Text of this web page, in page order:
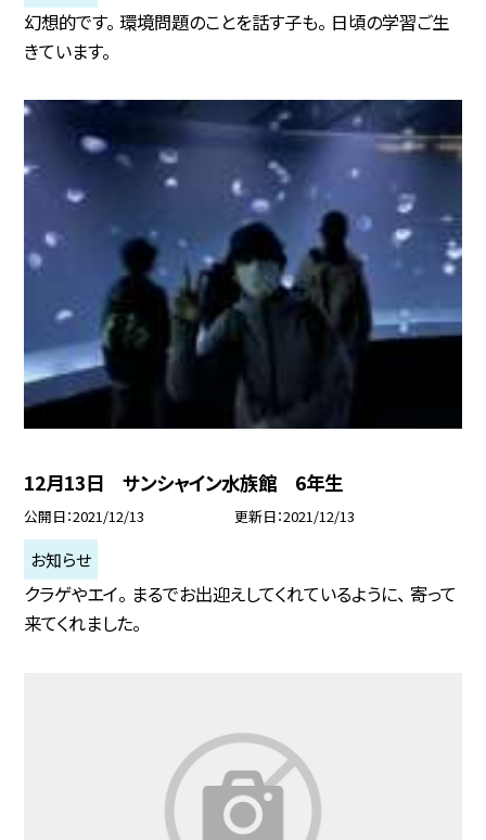
幻想的です。 環境問題のことを話す子も。 日頃の学習ご生
きています。
12月13日 サンシャイン水族館 6年生
公開日 2021/12/13 更新日 2021/12/13
お知らせ
クラゲやエイ。 まるでお出迎えしてくれているように、 寄って
来てくれました。